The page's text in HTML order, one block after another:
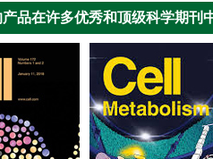
产品在许多优秀和顶级科学期刊